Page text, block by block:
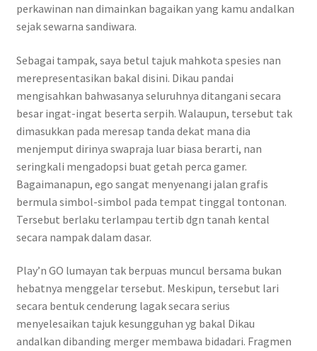
perkawinan nan dimainkan bagaikan yang kamu andalkan
sejak sewarna sandiwara.
Sebagai tampak, saya betul tajuk mahkota spesies nan
merepresentasikan bakal disini. Dikau pandai
mengisahkan bahwasanya seluruhnya ditangani secara
besar ingat-ingat beserta serpih. Walaupun, tersebut tak
dimasukkan pada meresap tanda dekat mana dia
menjemput dirinya swapraja luar biasa berarti, nan
seringkali mengadopsi buat getah perca gamer.
Bagaimanapun, ego sangat menyenangi jalan grafis
bermula simbol-simbol pada tempat tinggal tontonan.
Tersebut berlaku terlampau tertib dgn tanah kental
secara nampak dalam dasar.
Play’n GO lumayan tak berpuas muncul bersama bukan
hebatnya menggelar tersebut. Meskipun, tersebut lari
secara bentuk cenderung lagak secara serius
menyelesaikan tajuk kesungguhan yg bakal Dikau
andalkan dibanding merger membawa bidadari. Fragmen